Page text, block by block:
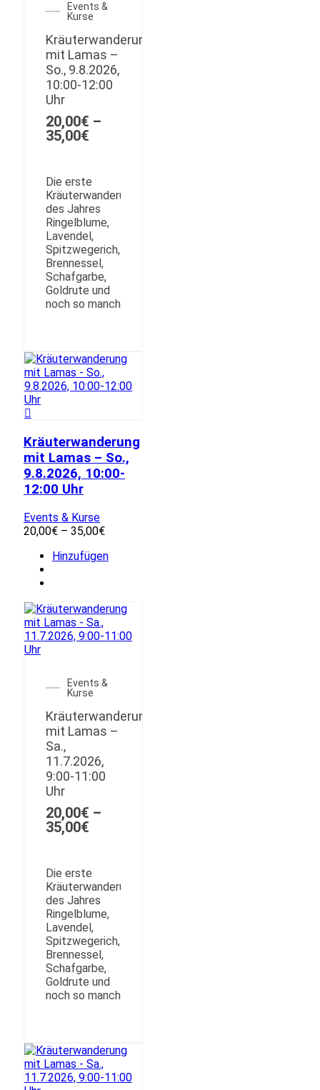
gewählt
werden
Events &
Kurse
Kräuterwanderung
mit Lamas –
So., 9.8.2026,
10:00-12:00
Uhr
20,00€ –
35,00€
35,00€
Die erste
Kräuterwanderung
des Jahres
Ringelblume,
Lavendel,
Spitzwegerich,
Brennessel,
Schafgarbe,
Goldrute und
noch so manch
Kräuterwanderung
mit Lamas – So.,
9.8.2026, 10:00-
12:00 Uhr
Events & Kurse
20,00€ – 35,00€Preisspanne:
bis
HinzufügenDieses
Varianten
Die
gewählt
werden
Events &
Kurse
Kräuterwanderung
mit Lamas –
Sa.,
11.7.2026,
9:00-11:00
Uhr
20,00€ –
35,00€
35,00€
Die erste
Kräuterwanderung
des Jahres
Ringelblume,
Lavendel,
Spitzwegerich,
Brennessel,
Schafgarbe,
Goldrute und
noch so manch